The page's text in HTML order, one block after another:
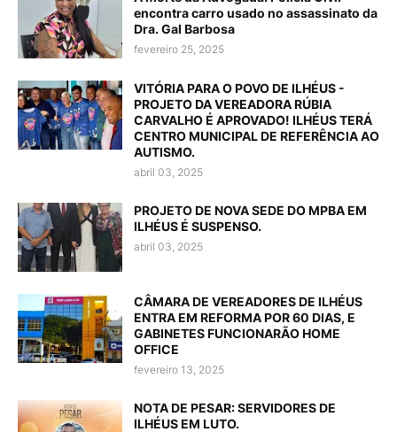
encontra carro usado no assassinato da
Dra. Gal Barbosa
fevereiro 25, 2025
VITÓRIA PARA O POVO DE ILHÉUS -
PROJETO DA VEREADORA RÚBIA
CARVALHO É APROVADO! ILHÉUS TERÁ
CENTRO MUNICIPAL DE REFERÊNCIA AO
AUTISMO.
abril 03, 2025
PROJETO DE NOVA SEDE DO MPBA EM
ILHÉUS É SUSPENSO.
abril 03, 2025
CÂMARA DE VEREADORES DE ILHÉUS
ENTRA EM REFORMA POR 60 DIAS, E
GABINETES FUNCIONARÃO HOME
OFFICE
fevereiro 13, 2025
NOTA DE PESAR: SERVIDORES DE
ILHÉUS EM LUTO.